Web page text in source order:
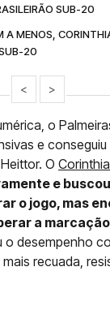
SUB-20
A MENOS,
20
< >
o
e conseguiu
O
e
o jogo, mas
a
o desempenho
recuada,